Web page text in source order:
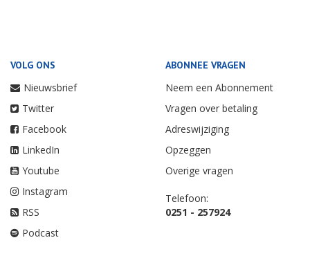
VOLG ONS
Nieuwsbrief
Twitter
Facebook
LinkedIn
Youtube
Instagram
RSS
Podcast
ABONNEE VRAGEN
Neem een Abonnement
Vragen over betaling
Adreswijziging
Opzeggen
Overige vragen
Telefoon:
0251 - 257924